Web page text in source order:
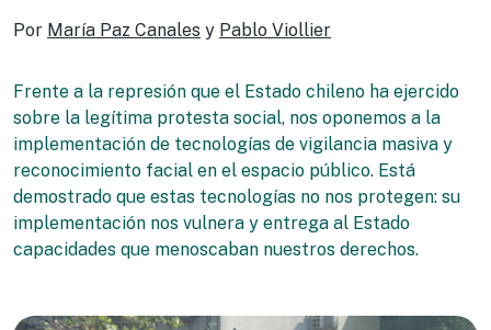
Por María Paz Canales y Pablo Viollier
Frente a la represión que el Estado chileno ha ejercido
sobre la legítima protesta social, nos oponemos a la
implementación de tecnologías de vigilancia masiva y
reconocimiento facial en el espacio público. Está
demostrado que estas tecnologías no nos protegen: su
implementación nos vulnera y entrega al Estado
capacidades que menoscaban nuestros derechos.